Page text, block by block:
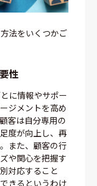
法をいくつかご
性
に情報やサポー
ジメントを高め
客は自分専用の
度が向上し、再
また、顧客の行
や関心を把握す
対応すること
きるというわけ